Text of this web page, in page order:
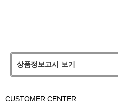
상품정보고시 보기
CUSTOMER CENTER